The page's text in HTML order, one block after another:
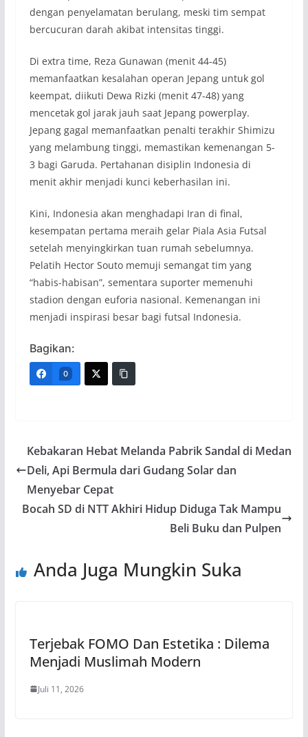
dengan penyelamatan berulang, meski tim sempat
bercucuran darah akibat intensitas tinggi.
Di extra time, Reza Gunawan (menit 44-45)
memanfaatkan kesalahan operan Jepang untuk gol
keempat, diikuti Dewa Rizki (menit 47-48) yang
mencetak gol jarak jauh saat Jepang powerplay.
Jepang gagal memanfaatkan penalti terakhir Shimizu
yang melambung tinggi, memastikan kemenangan 5-
3 bagi Garuda. Pertahanan disiplin Indonesia di
menit akhir menjadi kunci keberhasilan ini.
Kini, Indonesia akan menghadapi Iran di final,
kesempatan pertama meraih gelar Piala Asia Futsal
setelah menyingkirkan tuan rumah sebelumnya.
Pelatih Hector Souto memuji semangat tim yang
“habis-habisan”, sementara suporter memenuhi
stadion dengan euforia nasional. Kemenangan ini
menjadi inspirasi besar bagi futsal Indonesia.
Bagikan:
0
Kebakaran Hebat Melanda Pabrik Sandal di Medan
Deli, Api Bermula dari Gudang Solar dan
Menyebar Cepat
Bocah SD di NTT Akhiri Hidup Diduga Tak Mampu
Beli Buku dan Pulpen
Anda Juga Mungkin Suka
Terjebak FOMO Dan Estetika : Dilema
Menjadi Muslimah Modern
Juli 11, 2026